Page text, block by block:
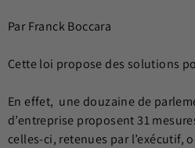
Par Franck Boccara
Cette loi propose des solutions
En effet, une douzaine de
d’entreprise proposent 31
celles-ci, retenues par l’exécutif,